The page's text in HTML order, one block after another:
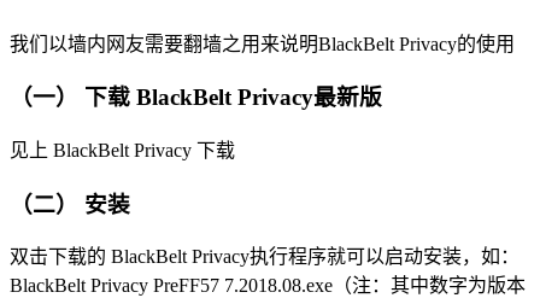
我们以墙内网友需要翻墙之用来说明BlackBelt Privacy的使用
（一） 下载 BlackBelt Privacy最新版
见上 BlackBelt Privacy 下载
（二） 安装
双击下载的 BlackBelt Privacy执行程序就可以启动安装，如：
BlackBelt Privacy PreFF57 7.2018.08.exe（注：其中数字为版本